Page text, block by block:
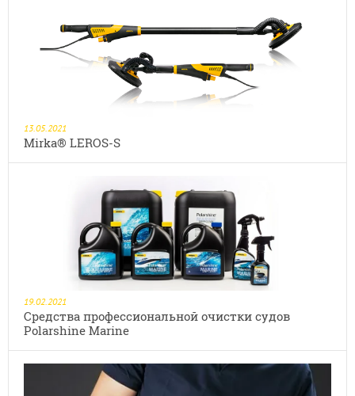
13.05.2021
Mirka® LEROS-S
19.02.2021
Средства профессиональной очистки судов
Polarshine Marine